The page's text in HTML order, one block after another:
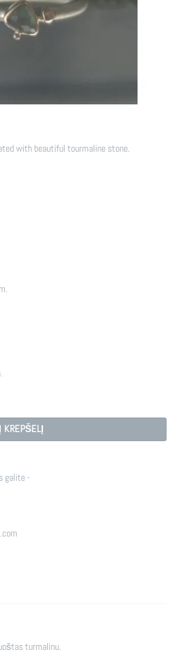
with beautiful tourmaline stone.
Į KREPŠELĮ
galite -
turmalinu.